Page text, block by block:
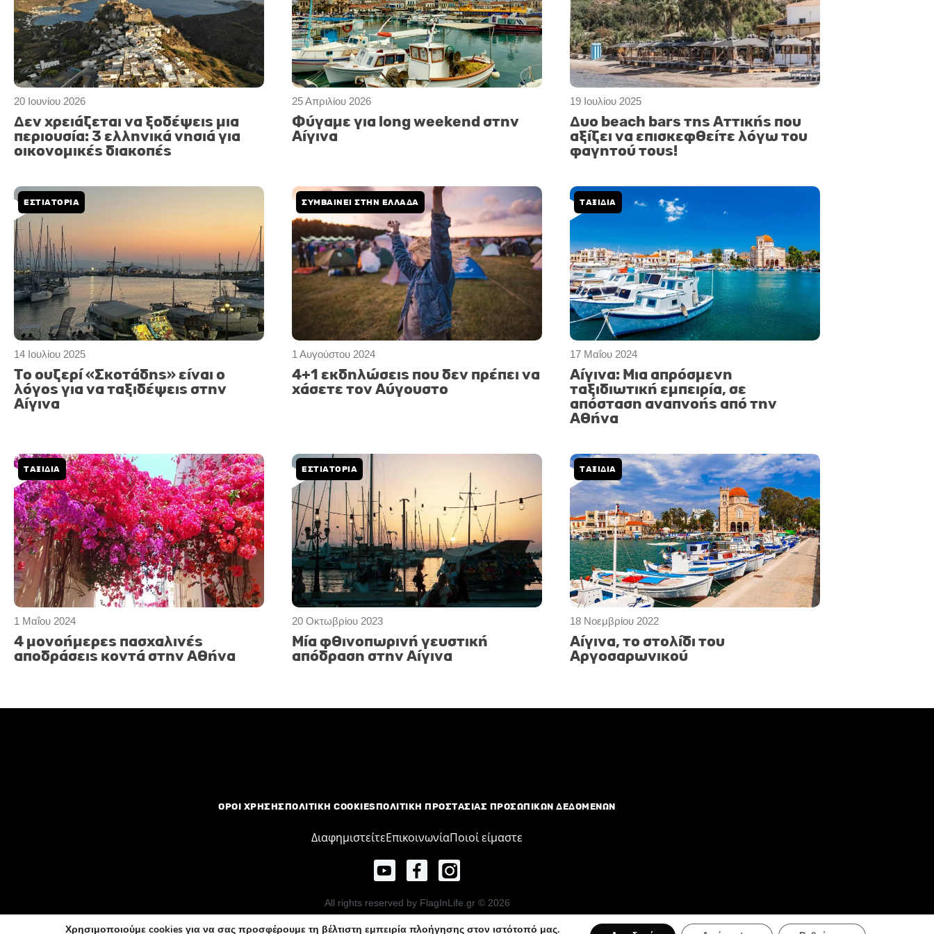
20 Ιουνίου 2026
Δεν χρειάζεται να ξοδέψεις μια
περιουσία: 3 ελληνικά νησιά για
οικονομικές διακοπές
25 Απριλίου 2026
Φύγαμε για long weekend στην
Αίγινα
19 Ιουλίου 2025
Δυο beach bars της Αττικής που
αξίζει να επισκεφθείτε λόγω του
φαγητού τους!
14 Ιουλίου 2025
ΕΣΤΙΑΤΟΡΙΑ
Το ουζερί «Σκοτάδης» είναι ο
λόγος για να ταξιδέψεις στην
Αίγινα
1 Αυγούστου 2024
ΣΥΜΒΑΙΝΕΙ ΣΤΗΝ ΕΛΛΑΔΑ
4+1 εκδηλώσεις που δεν πρέπει να
χάσετε τον Αύγουστο
17 Μαΐου 2024
ΤΑΞΙΔΙΑ
Αίγινα: Μια απρόσμενη
ταξιδιωτική εμπειρία, σε
απόσταση αναπνοής από την
Αθήνα
1 Μαΐου 2024
ΤΑΞΙΔΙΑ
4 μονοήμερες πασχαλινές
αποδράσεις κοντά στην Αθήνα
20 Οκτωβρίου 2023
ΕΣΤΙΑΤΟΡΙΑ
Μία φθινοπωρινή γευστική
απόδραση στην Αίγινα
18 Νοεμβρίου 2022
ΤΑΞΙΔΙΑ
Αίγινα, το στολίδι του
Αργοσαρωνικού
ΟΡΟΙ ΧΡΗΣΗΣΠΟΛΙΤΙΚΗ COOKIESΠΟΛΙΤΙΚΗ ΠΡΟΣΤΑΣΙΑΣ ΠΡΟΣΩΠΙΚΩΝ ΔΕΔΟΜΕΝΩΝ
ΔιαφημιστείτεΕπικοινωνίαΠοιοί είμαστε
All rights reserved by FlagInLife.gr © 2026
Χρησιμοποιούμε cookies για να σας προσφέρουμε τη βέλτιστη εμπειρία πλοήγησης στον ιστότοπό μας.